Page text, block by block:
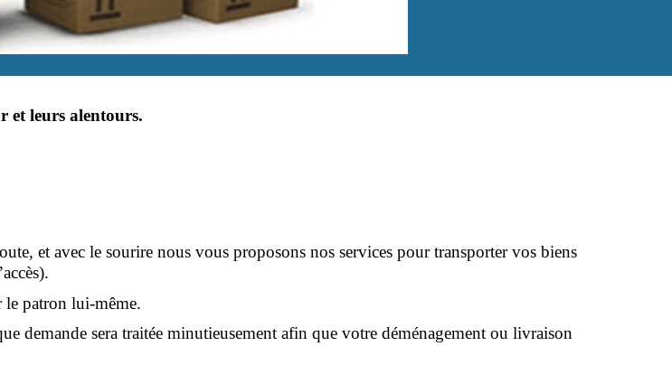
et leurs alentours.
et avec le sourire nous vous proposons nos services pour transporter vos biens
le patron lui-même.
demande sera traitée minutieusement afin que votre déménagement ou livraison